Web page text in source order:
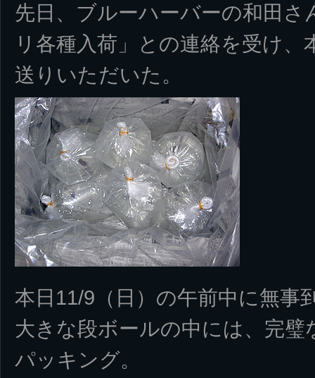
先日、ブルーハーバーの和田
リ各種入荷」との連絡を受け
送りいただいた。
本日11/9（日）の午前中に無事
大きな段ボールの中には、完
パッキング。